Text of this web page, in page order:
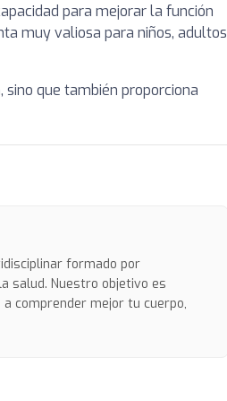
para mejorar la función
muy valiosa para niños, adultos
que también proporciona
formado por
salud. Nuestro objetivo es
comprender mejor tu cuerpo,